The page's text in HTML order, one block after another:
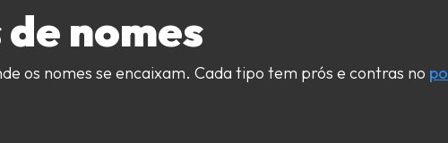
nomes
os nomes se encaixam. Cada tipo tem prós e contras no